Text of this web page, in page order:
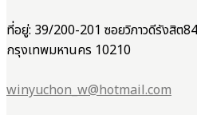
ที่อยู่: 39/200-201 ซอยวิภาวดีรังสิต
กรุงเทพมหานคร 10210
winyuchon_w@hotmail.com